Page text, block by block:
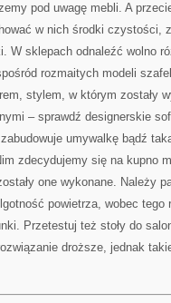
pod uwagę mebli. A
w nich środki czystości,
W sklepach odnaleźć wolno
rozmaitych modeli
stylem, w którym zostały
– sprawdź designerskie
umywalkę bądź
zdecydujemy się na kupno
one wykonane. Należy
powietrza, wobec tego
Przetestuj też stoły do
droższe, jednak